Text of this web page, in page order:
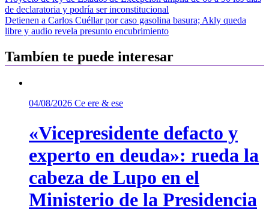
de
entradas
de declaratoria y podría ser inconstitucional
Detienen a Carlos Cuéllar por caso gasolina basura; Akly queda
libre y audio revela presunto encubrimiento
Tambíen te puede interesar
04/08/2026 Ce ere & ese
«Vicepresidente defacto y
experto en deuda»: rueda la
cabeza de Lupo en el
Ministerio de la Presidencia